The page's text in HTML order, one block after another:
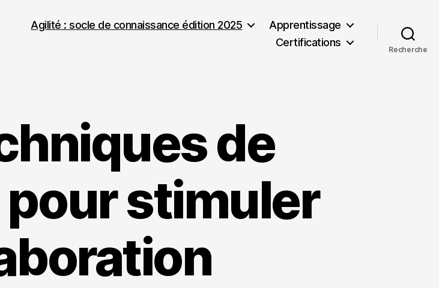
Agilité : socle de connaissance édition 2025
Apprentissage
Certifications
Recherche
de
stimuler